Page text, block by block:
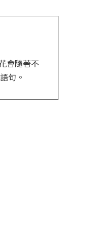
會隨著不
句。